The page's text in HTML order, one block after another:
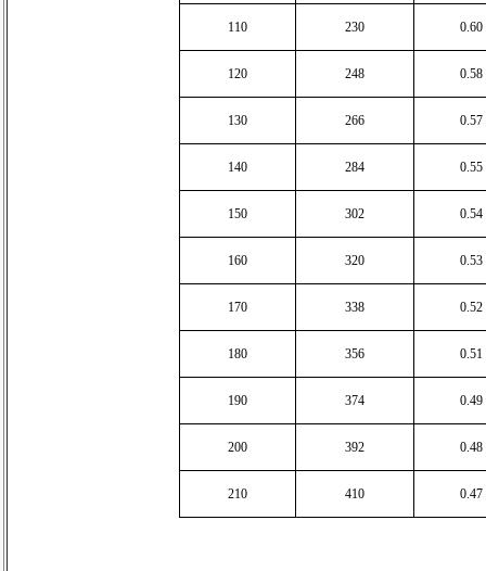
110 230 0.60
120 248 0.58
130 266 0.57
140 284 0.55
150 302 0.54
160 320 0.53
170 338 0.52
180 356 0.51
190 374 0.49
200 392 0.48
210 410 0.47